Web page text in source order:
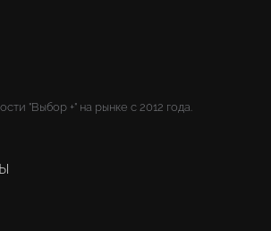
"Выбор +" на рынке с 2012 года.